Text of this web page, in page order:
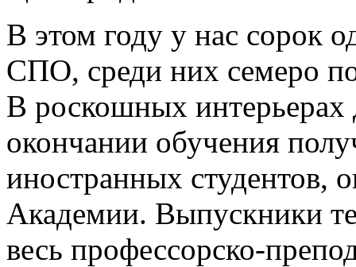
В этом году у нас сорок
СПО, среди них семеро
В роскошных интерьерах
окончании обучения
иностранных студентов,
Академии. Выпускники
весь профессорско-